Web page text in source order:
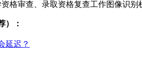
格审查、录取资格复查工作图像识别
）：
延迟？